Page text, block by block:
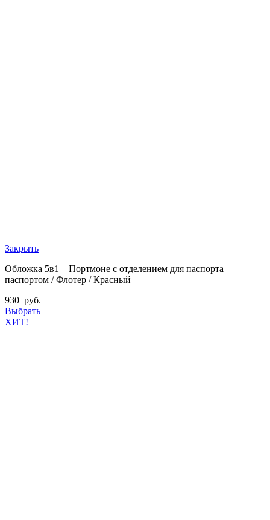
Закрыть
Обложка 5в1 – Портмоне с отделением для паспорта
паспортом / Флотер / Красный
930 руб.
Выбрать
ХИТ!